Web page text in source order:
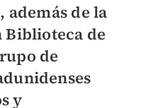
además de la
Biblioteca de
de
y